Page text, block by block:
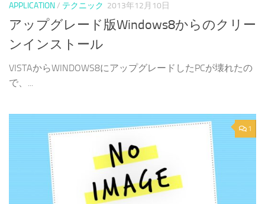
APPLICATION/ テクニック 2013年12月10日
アップグレード版Windows8からのクリー
ンインストール
VISTAからWINDOWS8にアップグレードしたPCが壊れたの
で、...
1